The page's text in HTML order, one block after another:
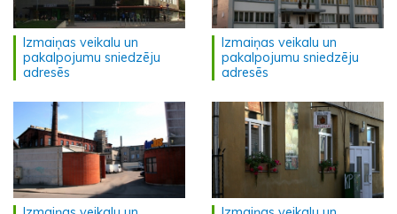
Izmaiņas veikalu un
pakalpojumu sniedzēju
adresēs
Izmaiņas veikalu un
pakalpojumu sniedzēju
adresēs